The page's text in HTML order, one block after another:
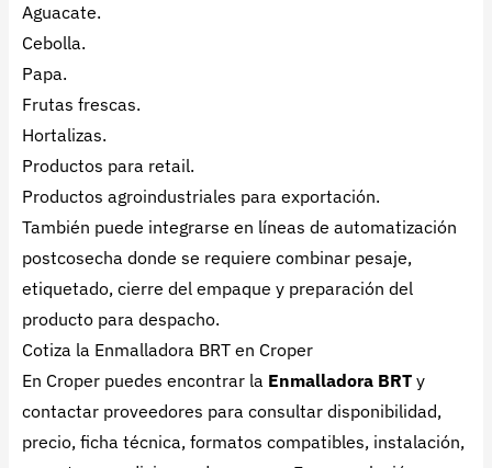
Aguacate.
Cebolla.
Papa.
Frutas frescas.
Hortalizas.
Productos para retail.
Productos agroindustriales para exportación.
También puede integrarse en líneas de automatización
postcosecha donde se requiere combinar pesaje,
etiquetado, cierre del empaque y preparación del
producto para despacho.
Cotiza la Enmalladora BRT en Croper
En Croper puedes encontrar la Enmalladora BRT y
contactar proveedores para consultar disponibilidad,
precio, ficha técnica, formatos compatibles, instalación,